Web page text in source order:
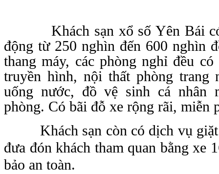
Khách sạn xổ số Yên Bái có
động từ 250 nghìn đến 600 nghìn
thang máy, các phòng nghỉ đều
truyền hình, nội thất phòng trang
uống nước, đồ vệ sinh cá nhân
phòng. Có bãi đỗ xe rộng rãi, miễn
Khách sạn còn có dịch vụ giặt
đưa đón khách tham quan bằng xe
bảo an toàn.